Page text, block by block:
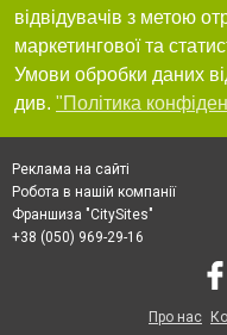
відвідувачів з метою
маркетингової та
Умови обробки даних
див. "Політика
Реклама на сайті
Робота в нашій компанії
Франшиза "CitySites"
+38 (050) 969-29-16
Про нас